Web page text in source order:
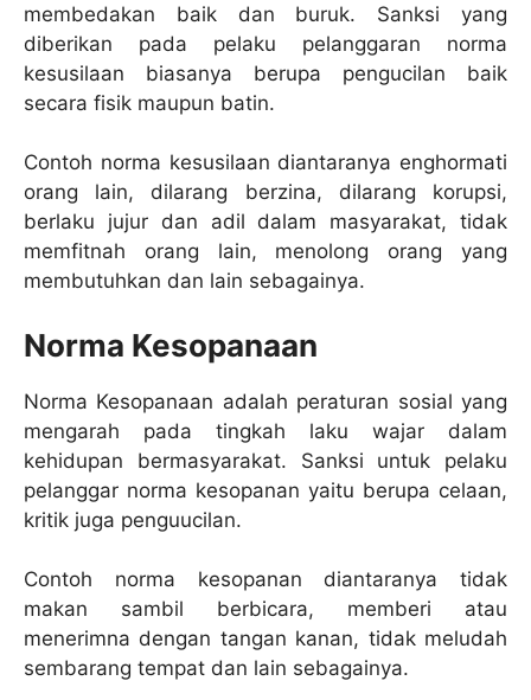
membedakan baik dan buruk. Sanksi yang
diberikan pada pelaku pelanggaran norma
kesusilaan biasanya berupa pengucilan baik
secara fisik maupun batin.
Contoh norma kesusilaan diantaranya enghormati
orang lain, dilarang berzina, dilarang korupsi,
berlaku jujur dan adil dalam masyarakat, tidak
memfitnah orang lain, menolong orang yang
membutuhkan dan lain sebagainya.
Norma Kesopanaan
Norma Kesopanaan adalah peraturan sosial yang
mengarah pada tingkah laku wajar dalam
kehidupan bermasyarakat. Sanksi untuk pelaku
pelanggar norma kesopanan yaitu berupa celaan,
kritik juga penguucilan.
Contoh norma kesopanan diantaranya tidak
makan sambil berbicara, memberi atau
menerimna dengan tangan kanan, tidak meludah
sembarang tempat dan lain sebagainya.